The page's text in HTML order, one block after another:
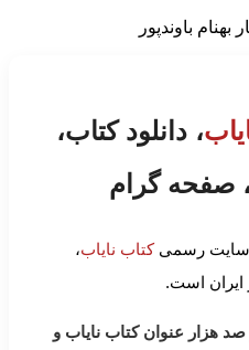
باوندپور
، دانلود کتاب،
صفحه گرام
سایت رسمیکتاب نایاب،
ایران است.
صد هزار عنوان کتاب نایاب و